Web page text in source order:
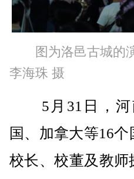
图为洛邑古城的
李海珠 摄
5月31日，河
国、加拿大等16
校长、校董及教